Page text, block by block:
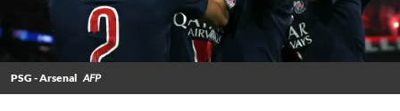
PSG - Arsenal AFP